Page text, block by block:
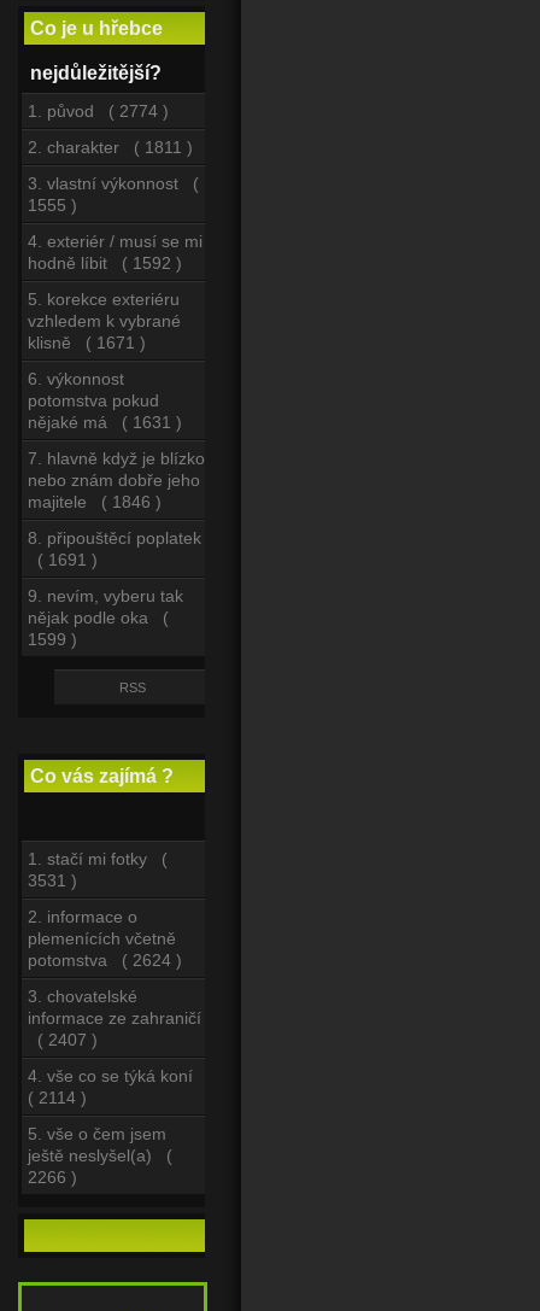
Co je u hřebce
nejdůležitější?
1. původ ( 2774 )
2. charakter ( 1811 )
3. vlastní výkonnost (
1555 )
4. exteriér / musí se mi
hodně líbit ( 1592 )
5. korekce exteriéru
vzhledem k vybrané
klisně ( 1671 )
6. výkonnost
potomstva pokud
nějaké má ( 1631 )
7. hlavně když je blízko
nebo znám dobře jeho
majitele ( 1846 )
8. připouštěcí poplatek
( 1691 )
9. nevím, vyberu tak
nějak podle oka (
1599 )
RSS
Co vás zajímá ?
1. stačí mi fotky (
3531 )
2. informace o
plemenících včetně
potomstva ( 2624 )
3. chovatelské
informace ze zahraničí
( 2407 )
4. vše co se týká koní
( 2114 )
5. vše o čem jsem
ještě neslyšel(a) (
2266 )